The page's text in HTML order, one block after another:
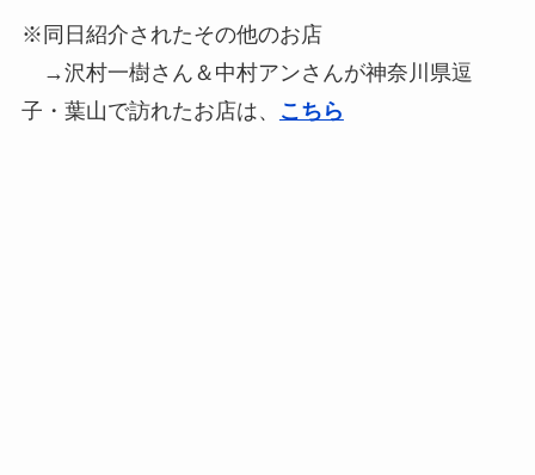
※同日紹介されたその他のお店
→沢村一樹さん＆中村アンさんが神奈川県逗
子・葉山で訪れたお店は、
こちら